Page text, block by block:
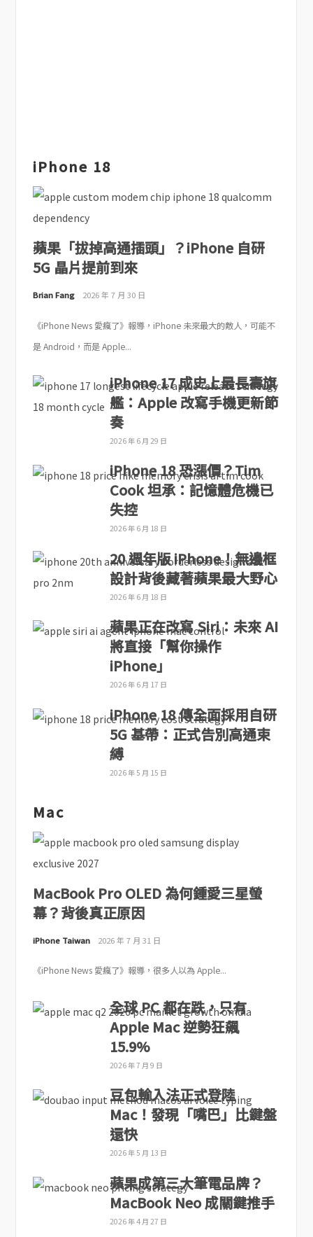
iPhone 18
蘋果「拔掉高通插頭」？iPhone 自研
5G 晶片提前到來
Brian Fang 2026 年 7 月 30 日
《iPhone News 愛瘋了》報導，iPhone 未來最大的敵人，可能不
是 Android，而是 Apple...
iPhone 17 成史上最長壽旗
艦：Apple 改寫手機更新節
奏
2026 年 6 月 29 日
iPhone 18 恐漲價？Tim
Cook 坦承：記憶體危機已
失控
2026 年 6 月 18 日
20 週年版 iPhone！無邊框
設計背後藏著蘋果最大野心
2026 年 6 月 18 日
蘋果正在改寫 Siri：未來 AI
將直接「幫你操作
iPhone」
2026 年 6 月 17 日
iPhone 18 傳全面採用自研
5G 基帶：正式告別高通束
縛
2026 年 5 月 15 日
Mac
MacBook Pro OLED 為何鍾愛三星螢
幕？背後真正原因
iPhone Taiwan 2026 年 7 月 31 日
《iPhone News 愛瘋了》報導，很多人以為 Apple...
全球 PC 都在跌，只有
Apple Mac 逆勢狂飆
15.9%
2026 年 7 月 9 日
豆包輸入法正式登陸
Mac！發現「嘴巴」比鍵盤
還快
2026 年 5 月 13 日
蘋果成第三大筆電品牌？
MacBook Neo 成關鍵推手
2026 年 4 月 27 日